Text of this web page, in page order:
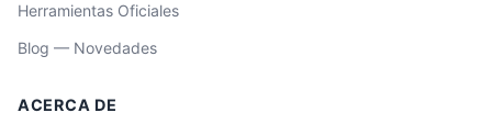
Herramientas Oficiales
Blog — Novedades
ACERCA DE